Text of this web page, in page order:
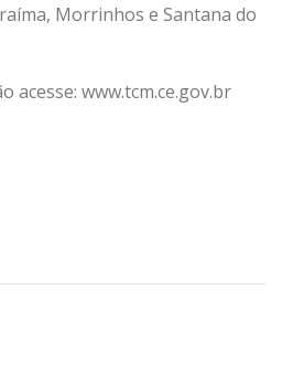
Morrinhos e Santana do
acesse: www.tcm.ce.gov.br